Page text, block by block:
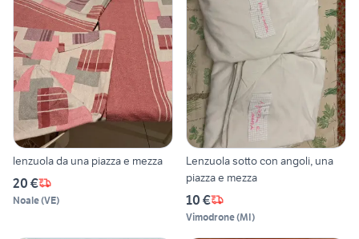
lenzuola da una piazza e mezza
20 €
Noale(VE)
Lenzuola sotto con angoli, una
piazza e mezza
10 €
Vimodrone(MI)